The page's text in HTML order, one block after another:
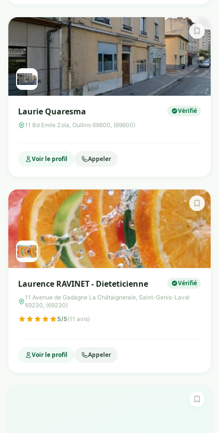
Laurie Quaresma Vérifié
11 Bd Emile Zola, Oullins 69600, (69600)
Voir le profil Appeler
Laurence RAVINET - Dieteticienne Vérifié
11 Avenue de Gadagne La Châtaigneraie, Saint-Genis-Laval
69230, (69230)
5/5(11 avis)
Voir le profil Appeler